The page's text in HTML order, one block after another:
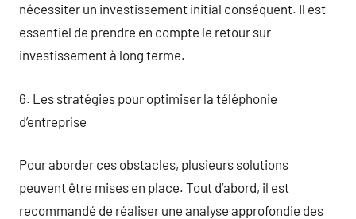
nécessiter un investissement initial conséquent. Il est
essentiel de prendre en compte le retour sur
investissement à long terme.
6. Les stratégies pour optimiser la téléphonie
d’entreprise
Pour aborder ces obstacles, plusieurs solutions
peuvent être mises en place. Tout d’abord, il est
recommandé de réaliser une analyse approfondie des